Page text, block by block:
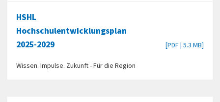
HSHL
Hochschulentwicklungsplan
2025-2029
[PDF | 5.3 MB]
Wissen. Impulse. Zukunft - Für die Region